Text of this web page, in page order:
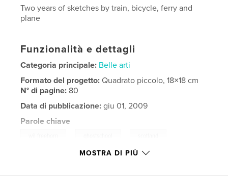
Two years of sketches by train, bicycle, ferry and
plane
Funzionalità e dettagli
Categoria principale: Belle arti
Formato del progetto:Quadrato piccolo, 18×18 cm
N° di pagine: 80
Data di pubblicazione: giu 01, 2009
Parole chiave
gourock
MOSTRA DI PIÙ